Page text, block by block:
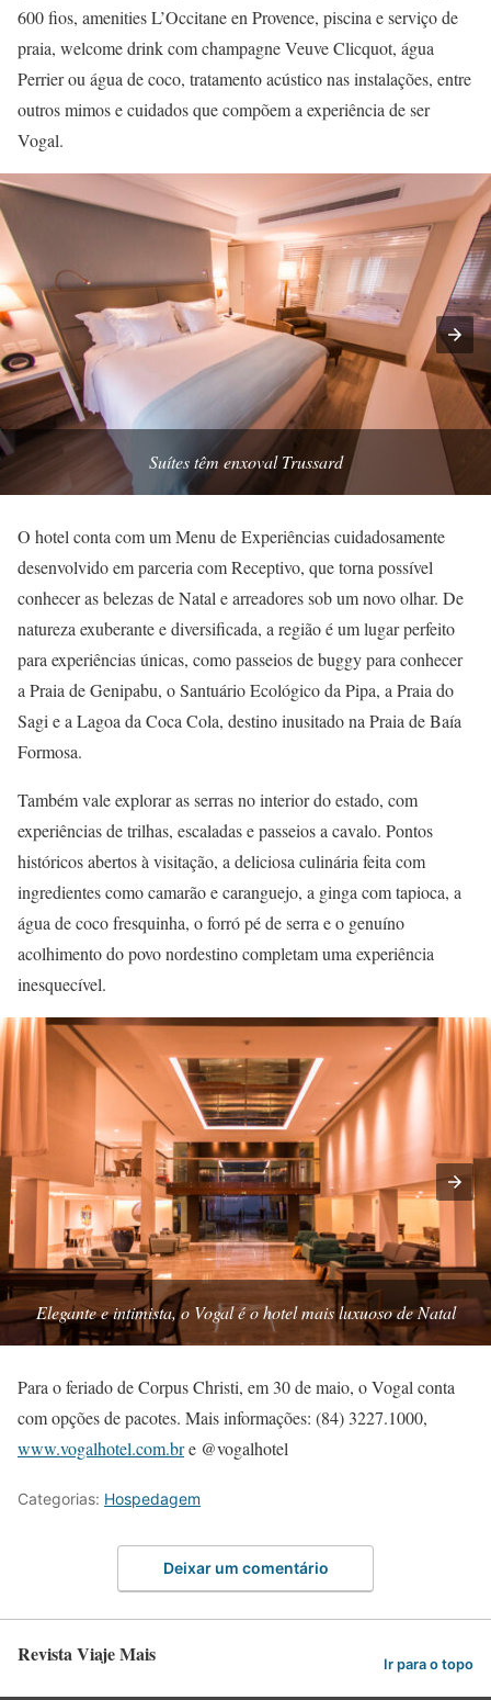
600 fios, amenities L’Occitane en Provence, piscina e serviço de
praia, welcome drink com champagne Veuve Clicquot, água
Perrier ou água de coco, tratamento acústico nas instalações, entre
outros mimos e cuidados que compõem a experiência de ser
Vogal.
Suítes têm enxoval Trussard
O hotel conta com um Menu de Experiências cuidadosamente
desenvolvido em parceria com Receptivo, que torna possível
conhecer as belezas de Natal e arreadores sob um novo olhar. De
natureza exuberante e diversificada, a região é um lugar perfeito
para experiências únicas, como passeios de buggy para conhecer
a Praia de Genipabu, o Santuário Ecológico da Pipa, a Praia do
Sagi e a Lagoa da Coca Cola, destino inusitado na Praia de Baía
Formosa.
Também vale explorar as serras no interior do estado, com
experiências de trilhas, escaladas e passeios a cavalo. Pontos
históricos abertos à visitação, a deliciosa culinária feita com
ingredientes como camarão e caranguejo, a ginga com tapioca, a
água de coco fresquinha, o forró pé de serra e o genuíno
acolhimento do povo nordestino completam uma experiência
inesquecível.
Elegante e intimista, o Vogal é o hotel mais luxuoso de Natal
Para o feriado de Corpus Christi, em 30 de maio, o Vogal conta
com opções de pacotes. Mais informações: (84) 3227.1000,
www.vogalhotel.com.bre @vogalhotel
Categorias: Hospedagem
Deixar um comentário
Revista Viaje Mais Ir para o topo